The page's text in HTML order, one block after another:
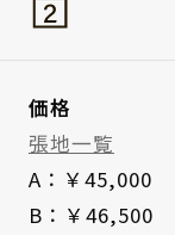
価格
張地一覧
A：￥45,000
B：￥46,500